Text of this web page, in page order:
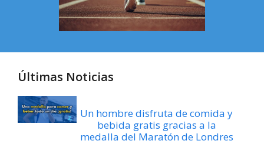
Últimas Noticias
Un hombre disfruta de comida y
bebida gratis gracias a la
medalla del Maratón de Londres